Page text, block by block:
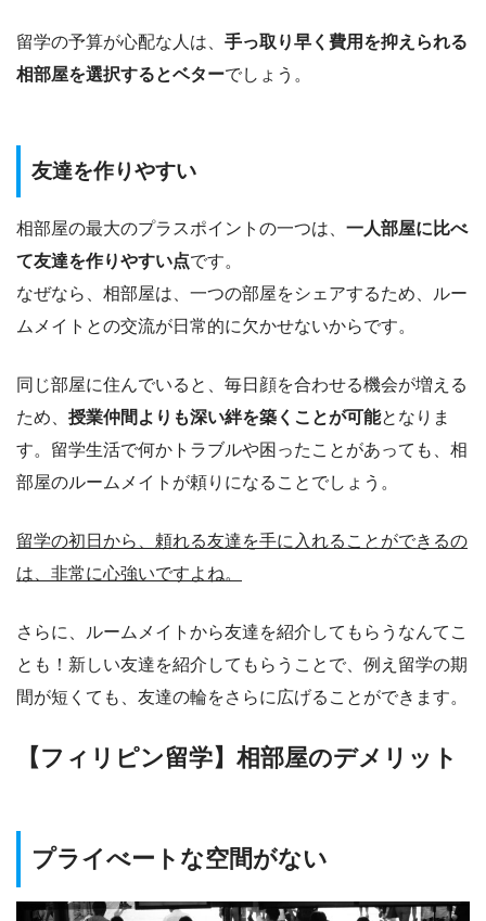
留学の予算が心配な人は、 手っ取り早く費用を抑えられる
相部屋を選択するとベターでしょう。
友達を作りやすい
相部屋の最大のプラスポイントの一つは、 一人部屋に比べ
て友達を作りやすい点です。
なぜなら、相部屋は、一つの部屋をシェアするため、ルー
ムメイトとの交流が日常的に欠かせないからです。
同じ部屋に住んでいると、毎日顔を合わせる機会が増える
ため、 授業仲間よりも深い絆を築くことが可能となりま
す。留学生活で何かトラブルや困ったことがあっても、相
部屋のルームメイトが頼りになることでしょう。
留学の初日から、頼れる友達を手に入れることができるの
は、非常に心強いですよね。
さらに、ルームメイトから友達を紹介してもらうなんてこ
とも！新しい友達を紹介してもらうことで、例え留学の期
間が短くても、友達の輪をさらに広げることができます。
【フィリピン留学】相部屋のデメリット
プライべートな空間がない